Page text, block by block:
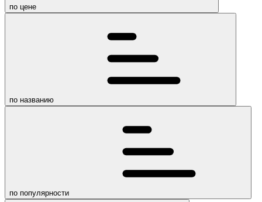
по цене
по названию
по популярности